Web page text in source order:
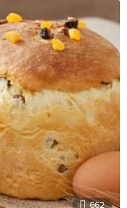
662